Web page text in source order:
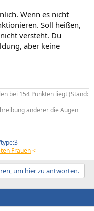
Wenn es nicht
Soll heißen,
versteht. Du
aber keine
bei 154 Punkten liegt (Stand:
anderer die Augen
Frauen<--
um hier zu antworten.